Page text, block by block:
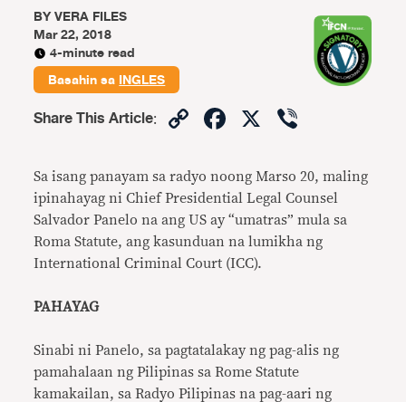
BYVERA FILES
Mar 22, 2018
4-minute read
Basahin saINGLES
Share This Article: CopyFacebook
X
Sa isang panayam sa radyo noong Marso 20, maling
ipinahayag ni Chief Presidential Legal Counsel
Salvador Panelo na ang US ay “umatras” mula sa
Roma Statute, ang kasunduan na lumikha ng
International Criminal Court (ICC).
PAHAYAG
Sinabi ni Panelo, sa pagtatalakay ng pag-alis ng
pamahalaan ng Pilipinas sa Rome Statute
kamakailan, sa Radyo Pilipinas na pag-aari ng